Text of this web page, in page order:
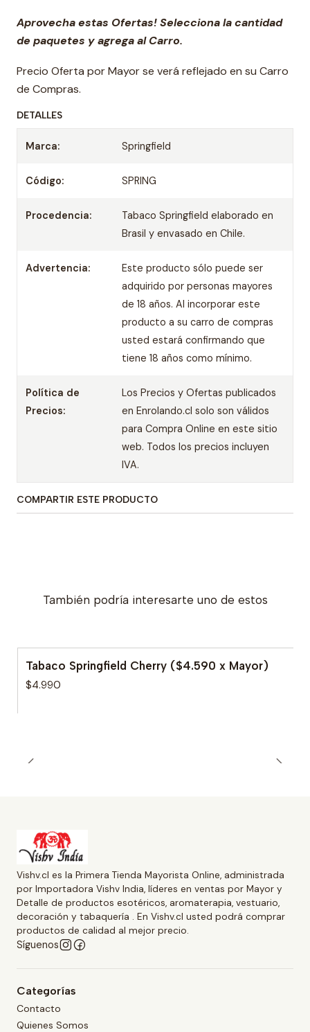
Aprovecha estas Ofertas! Selecciona la cantidad
de paquetes y agrega al Carro.
Precio Oferta por Mayor se verá reflejado en su Carro
de Compras.
DETALLES
Marca: Springfield
Código: SPRING
Procedencia:
Tabaco Springfield elaborado en
Brasil y envasado en Chile.
Advertencia:
Este producto sólo puede ser
adquirido por personas mayores
de 18 años. Al incorporar este
producto a su carro de compras
usted estará confirmando que
tiene 18 años como mínimo.
Política de
Precios:
Los Precios y Ofertas publicados
en Enrolando.cl solo son válidos
para Compra Online en este sitio
web. Todos los precios incluyen
IVA.
COMPARTIR ESTE PRODUCTO
También podría interesarte uno de estos
Tabaco Springfield Cherry ($4.590 x Mayor)
$4.990
Vishv.cl es la Primera Tienda Mayorista Online, administrada
por Importadora Vishv India, líderes en ventas por Mayor y
Detalle de productos esotéricos, aromaterapia, vestuario,
decoración y tabaquería . En Vishv.cl usted podrá comprar
productos de calidad al mejor precio.
Síguenos
Categorías
Contacto
Quienes Somos